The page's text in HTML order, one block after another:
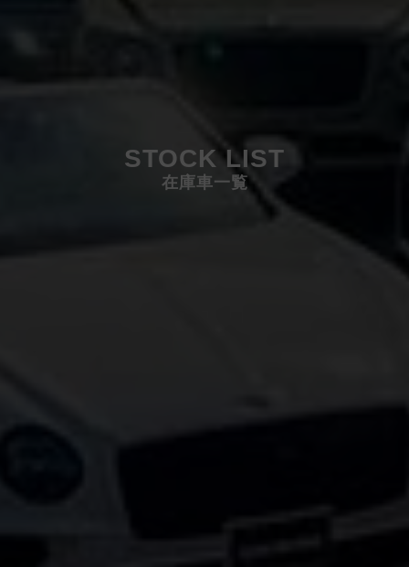
STOCK LIST
在庫車一覧